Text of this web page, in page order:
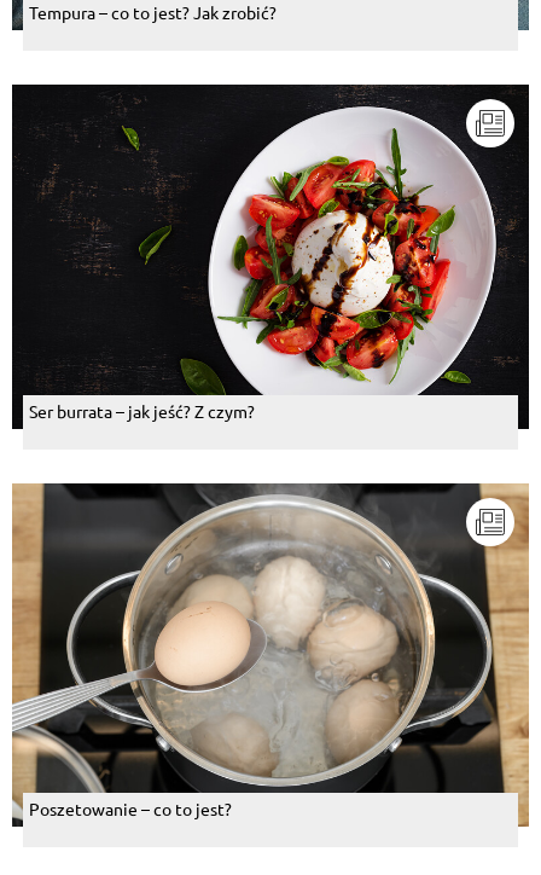
Tempura – co to jest? Jak zrobić?
Ser burrata – jak jeść? Z czym?
Poszetowanie – co to jest?